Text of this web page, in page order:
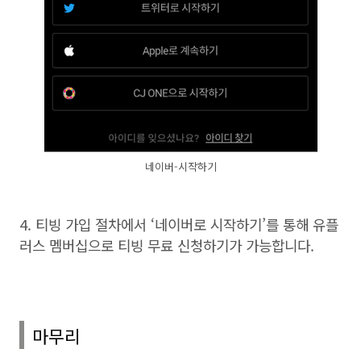
네이버-시작하기
4. 티빙 가입 절차에서 ‘네이버로 시작하기’를 통해 유플
러스 멤버십으로 티빙 무료 신청하기가 가능합니다.
마무리